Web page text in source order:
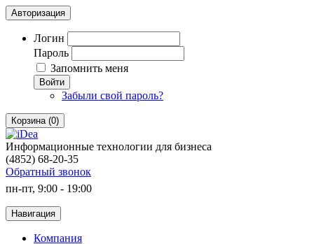
Авторизация
Логин
Пароль
Запомнить меня
Войти
Забыли свой пароль?
Корзина (0)
Информационные технологии для бизнеса
(4852) 68-20-35
Обратный звонок
пн-пт, 9:00 - 19:00
Навигация
Компания